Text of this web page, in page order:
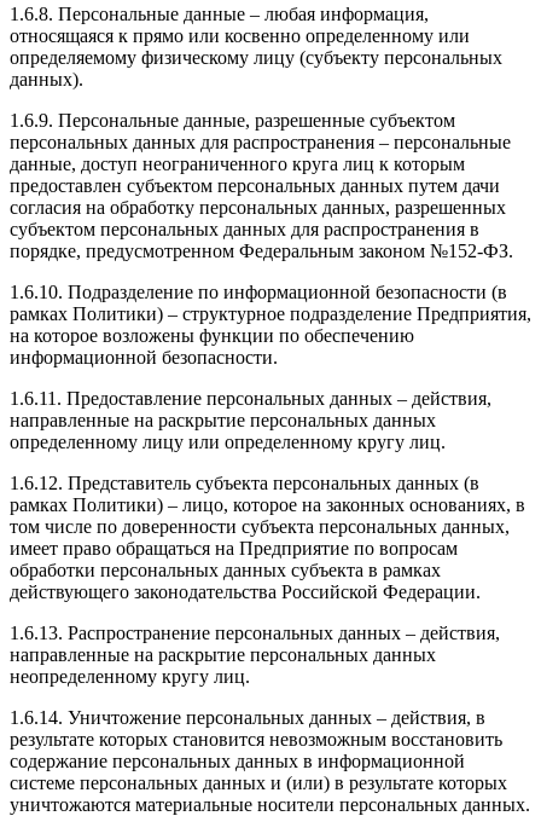
1.6.8. Персональные данные – любая информация,
относящаяся к прямо или косвенно определенному или
определяемому физическому лицу (субъекту персональных
данных).
1.6.9. Персональные данные, разрешенные субъектом
персональных данных для распространения – персональные
данные, доступ неограниченного круга лиц к которым
предоставлен субъектом персональных данных путем дачи
согласия на обработку персональных данных, разрешенных
субъектом персональных данных для распространения в
порядке, предусмотренном Федеральным законом №152-ФЗ.
1.6.10. Подразделение по информационной безопасности (в
рамках Политики) – структурное подразделение Предприятия,
на которое возложены функции по обеспечению
информационной безопасности.
1.6.11. Предоставление персональных данных – действия,
направленные на раскрытие персональных данных
определенному лицу или определенному кругу лиц.
1.6.12. Представитель субъекта персональных данных (в
рамках Политики) – лицо, которое на законных основаниях, в
том числе по доверенности субъекта персональных данных,
имеет право обращаться на Предприятие по вопросам
обработки персональных данных субъекта в рамках
действующего законодательства Российской Федерации.
1.6.13. Распространение персональных данных – действия,
направленные на раскрытие персональных данных
неопределенному кругу лиц.
1.6.14. Уничтожение персональных данных – действия, в
результате которых становится невозможным восстановить
содержание персональных данных в информационной
системе персональных данных и (или) в результате которых
уничтожаются материальные носители персональных данных.